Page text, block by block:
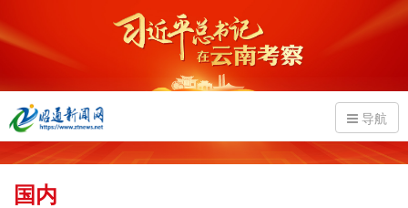
导航
国内